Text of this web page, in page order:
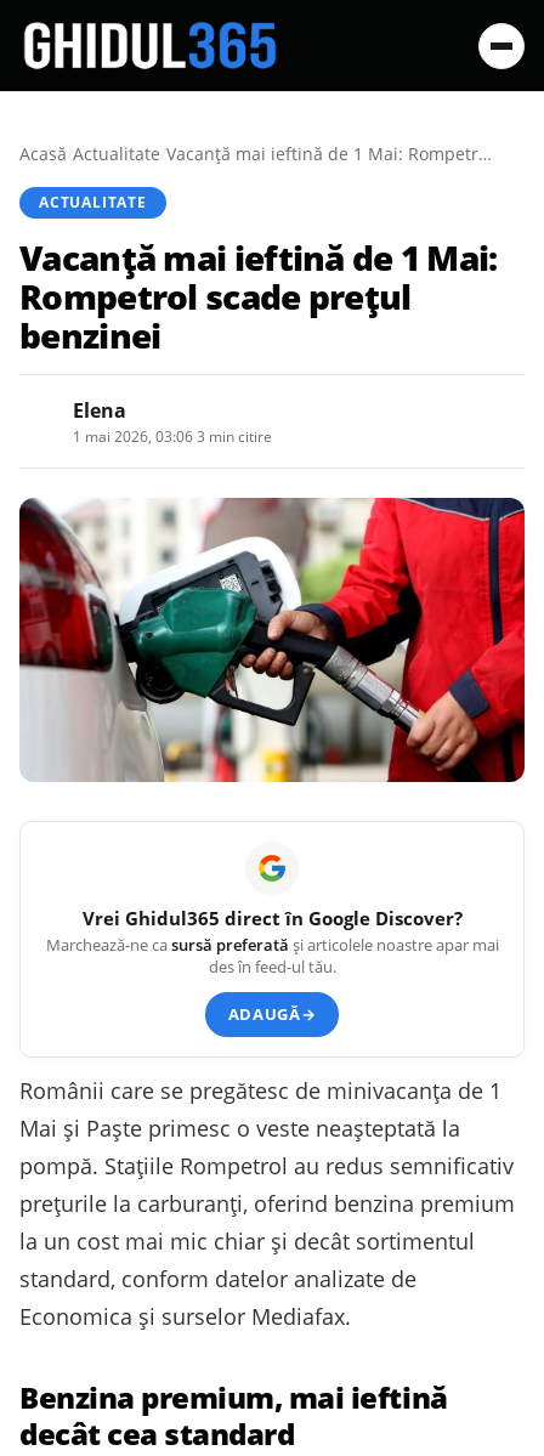
Acasă/Actualitate/ Vacanță mai ieftină de 1 Mai: Rompetrol scade prețul benzinei
ACTUALITATE
Vacanță mai ieftină de 1 Mai:
Rompetrol scade prețul
benzinei
Elena
1 mai 2026, 03:063 min citire
Vrei Ghidul365 direct în Google Discover?
Marchează-ne casursă preferată și articolele noastre apar mai
des în feed-ul tău.
ADAUGĂ→
Românii care se pregătesc de minivacanța de 1
Mai și Paște primesc o veste neașteptată la
pompă. Stațiile Rompetrol au redus semnificativ
prețurile la carburanți, oferind benzina premium
la un cost mai mic chiar și decât sortimentul
standard, conform datelor analizate de
Economica și surselor Mediafax.
Benzina premium, mai ieftină
decât cea standard